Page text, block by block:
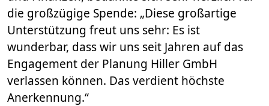
die großzügige Spende: „Diese großartige
Unterstützung freut uns sehr: Es ist
wunderbar, dass wir uns seit Jahren auf das
Engagement der Planung Hiller GmbH
verlassen können. Das verdient höchste
Anerkennung.“